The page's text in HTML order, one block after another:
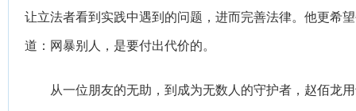
让立法者看到实践中遇到的问题，进而完善法律。他更希
道：网暴别人，是要付出代价的。
从一位朋友的无助，到成为无数人的守护者， 赵佰龙